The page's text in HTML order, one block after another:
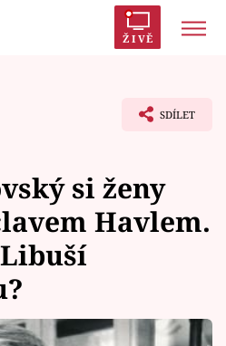
ŽIVĚ
SDÍLET
si ženy
Havlem.